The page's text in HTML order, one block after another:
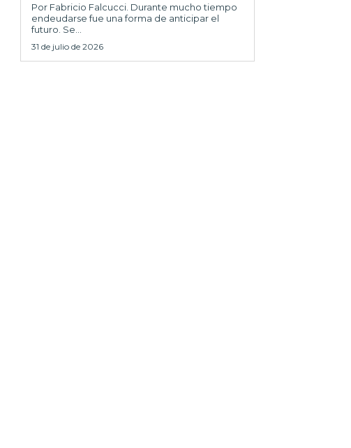
Por Fabricio Falcucci. Durante mucho tiempo
endeudarse fue una forma de anticipar el
futuro. Se...
31 de julio de 2026